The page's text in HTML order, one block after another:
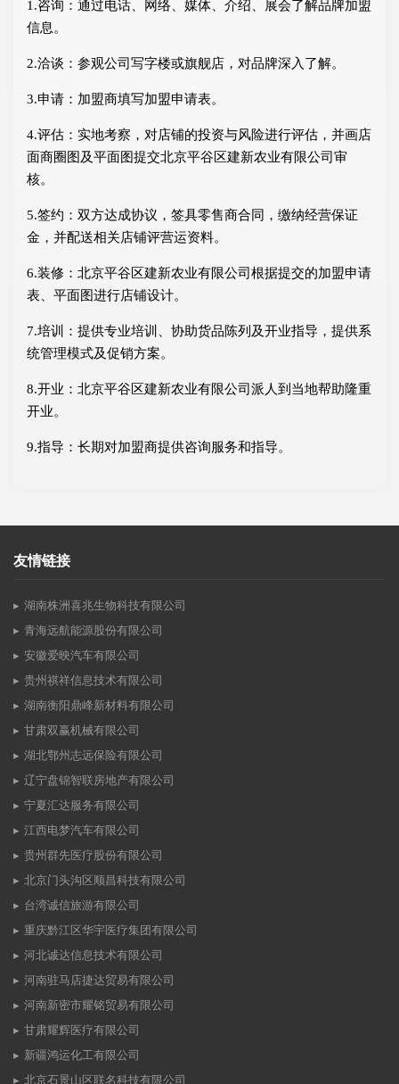
1.咨询：通过电话、网络、媒体、介绍、展会了解品牌加盟
信息。
2.洽谈：参观公司写字楼或旗舰店，对品牌深入了解。
3.申请：加盟商填写加盟申请表。
4.评估：实地考察，对店铺的投资与风险进行评估，并画店
面商圈图及平面图提交北京平谷区建新农业有限公司审
核。
5.签约：双方达成协议，签具零售商合同，缴纳经营保证
金，并配送相关店铺评营运资料。
6.装修：北京平谷区建新农业有限公司根据提交的加盟申请
表、平面图进行店铺设计。
7.培训：提供专业培训、协助货品陈列及开业指导，提供系
统管理模式及促销方案。
8.开业：北京平谷区建新农业有限公司派人到当地帮助隆重
开业。
9.指导：长期对加盟商提供咨询服务和指导。
友情链接
湖南株洲喜兆生物科技有限公司
青海远航能源股份有限公司
安徽爱映汽车有限公司
贵州祺祥信息技术有限公司
湖南衡阳鼎峰新材料有限公司
甘肃双赢机械有限公司
湖北鄂州志远保险有限公司
辽宁盘锦智联房地产有限公司
宁夏汇达服务有限公司
江西电梦汽车有限公司
贵州群先医疗股份有限公司
北京门头沟区顺昌科技有限公司
台湾诚信旅游有限公司
重庆黔江区华宇医疗集团有限公司
河北诚达信息技术有限公司
河南驻马店捷达贸易有限公司
河南新密市耀铭贸易有限公司
甘肃耀辉医疗有限公司
新疆鸿运化工有限公司
北京石景山区联名科技有限公司